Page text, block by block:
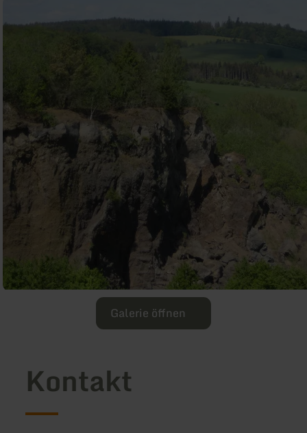
Galerie öffnen
Kontakt